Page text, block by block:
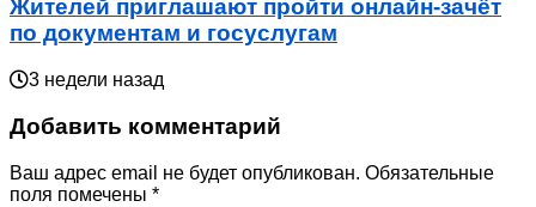
Жителей приглашают пройти онлайн-зачёт
по документам и госуслугам
3 недели назад
Добавить комментарий
Ваш адрес email не будет опубликован. Обязательные
поля помечены *